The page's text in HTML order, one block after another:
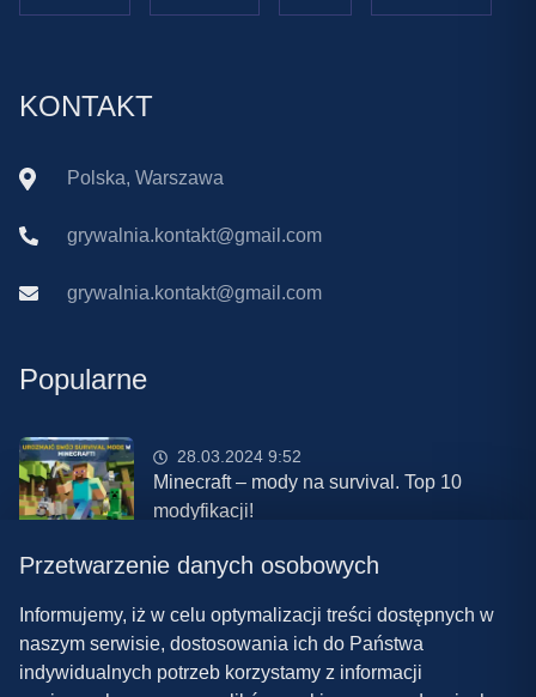
KONTAKT
Polska, Warszawa
grywalnia.kontakt@gmail.com
grywalnia.kontakt@gmail.com
Popularne
28.03.2024 9:52
Minecraft – mody na survival. Top 10
modyfikacji!
08.03.2024 13:28
Najlepsze mody do ETS 2 w 2024 roku –
nowa paczka!
Przetwarzenie danych osobowych
Informujemy, iż w celu optymalizacji treści dostępnych w
naszym serwisie, dostosowania ich do Państwa
indywidualnych potrzeb korzystamy z informacji